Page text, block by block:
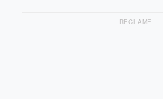
RECLAME